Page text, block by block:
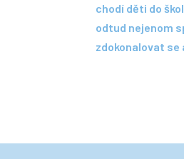
chodí děti do
odtud nejenom
zdokonalovat se